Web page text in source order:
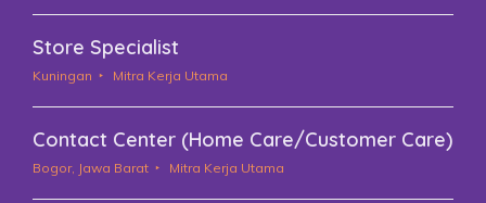
Store Specialist
Kuningan Mitra Kerja Utama
Contact Center (Home Care/Customer Care)
Bogor, Jawa Barat Mitra Kerja Utama